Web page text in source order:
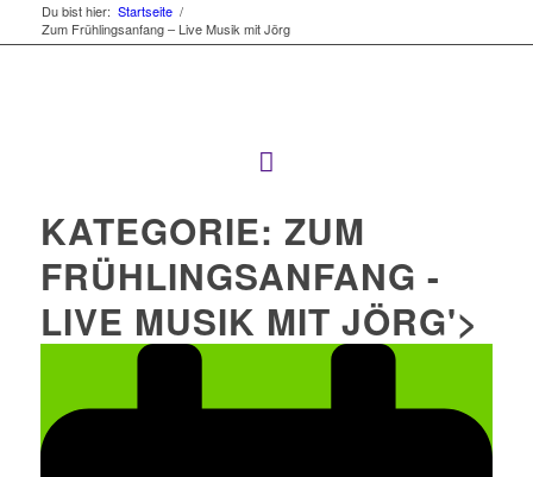
Du bist hier: Startseite /
Zum Frühlingsanfang – Live Musik mit Jörg
KATEGORIE: ZUM
FRÜHLINGSANFANG -
LIVE MUSIK MIT JÖRG'>